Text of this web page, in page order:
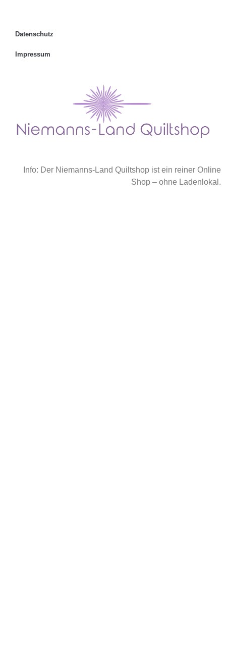
Datenschutz
Impressum
Info: Der Niemanns-Land Quiltshop ist ein reiner Online
Shop – ohne Ladenlokal.